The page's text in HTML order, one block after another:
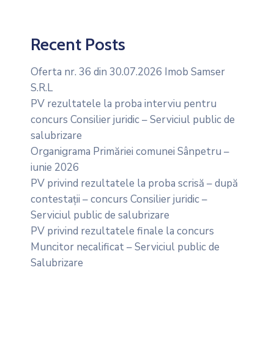
Recent Posts
Oferta nr. 36 din 30.07.2026 Imob Samser
S.R.L
PV rezultatele la proba interviu pentru
concurs Consilier juridic – Serviciul public de
salubrizare
Organigrama Primăriei comunei Sânpetru –
iunie 2026
PV privind rezultatele la proba scrisă – după
contestații – concurs Consilier juridic –
Serviciul public de salubrizare
PV privind rezultatele finale la concurs
Muncitor necalificat – Serviciul public de
Salubrizare